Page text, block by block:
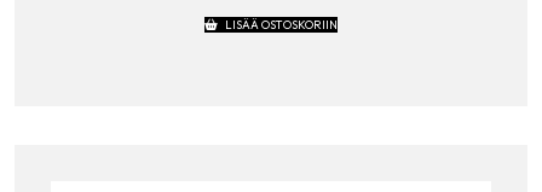
LISÄÄ OSTOSKORIIN